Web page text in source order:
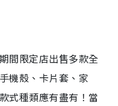
間限定店出售多款全
機殼、卡片套、家
式種類應有盡有！當